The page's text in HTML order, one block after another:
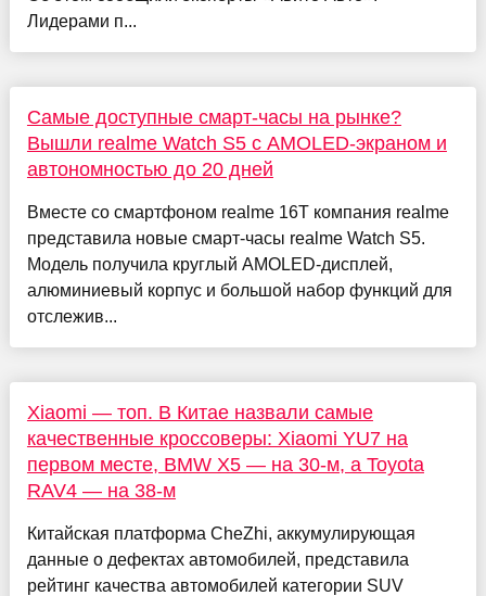
Лидерами п...
Самые доступные смарт-часы на рынке?
Вышли realme Watch S5 с AMOLED-экраном и
автономностью до 20 дней
Вместе со смартфоном realme 16T компания realme
представила новые смарт-часы realme Watch S5.
Модель получила круглый AMOLED-дисплей,
алюминиевый корпус и большой набор функций для
отслежив...
Xiaomi — топ. В Китае назвали самые
качественные кроссоверы: Xiaomi YU7 на
первом месте, BMW X5 — на 30-м, а Toyota
RAV4 — на 38-м
Китайская платформа CheZhi, аккумулирующая
данные о дефектах автомобилей, представила
рейтинг качества автомобилей категории SUV